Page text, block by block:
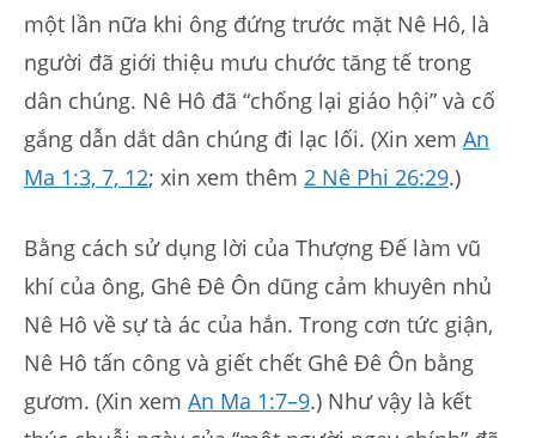
một lần nữa khi ông đứng trước mặt Nê Hô, là
người đã giới thiệu mưu chước tăng tế trong
dân chúng. Nê Hô đã “chống lại giáo hội” và cố
gắng dẫn dắt dân chúng đi lạc lối. (Xin xem An
Ma 1:3, 7, 12; xin xem thêm 2 Nê Phi 26:29.)
Bằng cách sử dụng lời của Thượng Đế làm vũ
khí của ông, Ghê Đê Ôn dũng cảm khuyên nhủ
Nê Hô về sự tà ác của hắn. Trong cơn tức giận,
Nê Hô tấn công và giết chết Ghê Đê Ôn bằng
gươm. (Xin xem An Ma 1:7–9.) Như vậy là kết